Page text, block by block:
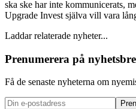
ska ske har inte kommunicerats,
Upgrade Invest själva vill vara
Laddar relaterade nyheter...
Prenumerera på
Få de senaste nyheterna om